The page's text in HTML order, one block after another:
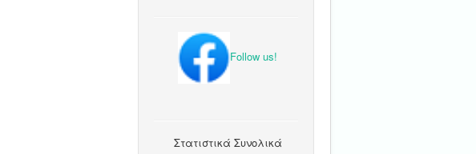
Follow us!
Στατιστικά Συνολικά